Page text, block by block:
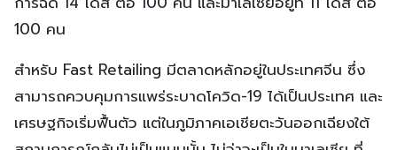
100 คน
สำหรับ Fast Retailing มีตลาดหลักอยู่ในประเทศจีน ซึ่ง
สามารถควบคุมการแพร่ระบาดโควิด-19 ได้เป็นประเทศ และ
เศรษฐกิจเริ่มฟื้นตัว แต่ในภูมิภาคเอเชียตะวันออกเฉียงใต้